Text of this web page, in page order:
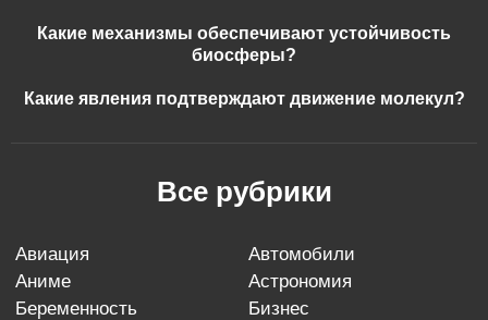
Какие механизмы обеспечивают устойчивость
биосферы?
Какие явления подтверждают движение молекул?
Все рубрики
авиация
автомобили
аниме
астрономия
беременность
бизнес